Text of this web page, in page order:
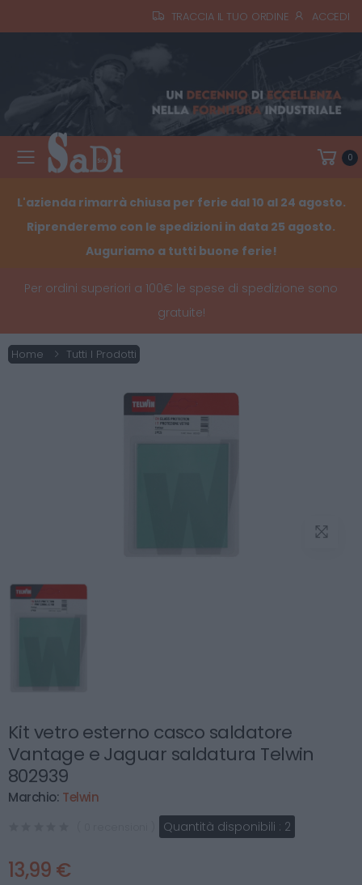
TRACCIA IL TUO ORDINE ACCEDI
Toggle mobile menu 0
L'azienda rimarrà chiusa per ferie dal 10 al 24 agosto.
Riprenderemo con le spedizioni in data 25 agosto.
Auguriamo a tutti buone ferie!
Per ordini superiori a 100€ le spese di spedizione sono
gratuite!
Home Tutti I Prodotti
Kit vetro esterno casco saldatore
Vantage e Jaguar saldatura Telwin
802939
Marchio: Telwin
Quantità disponibili : 2
13,99 €